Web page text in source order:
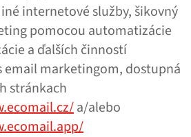
internetové služby, šikovný
pomocou automatizácie
a ďalších činností
email marketingom, dostupná
stránkach
a/​​alebo